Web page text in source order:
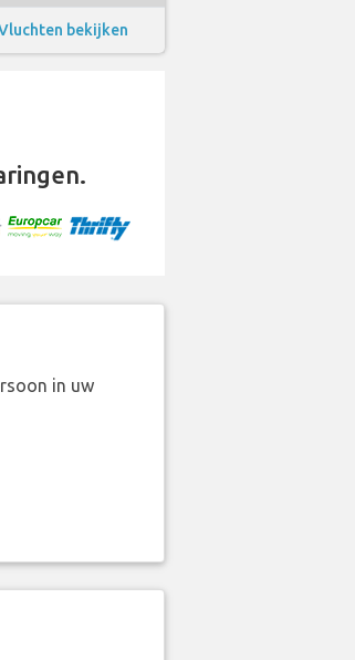
bekijken
in uw